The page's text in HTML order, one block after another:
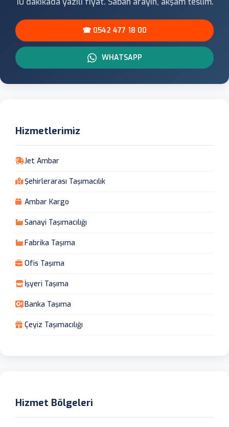
☎ 0542 477 18 00
WHATSAPP
Hizmetlerimiz
Jet Ambar
Şehirlerarası Taşımacılık
Ambar Kargo
Sanayi Taşımacılığı
Fabrika Taşıma
Ofis Taşıma
İşyeri Taşıma
Banka Taşıma
Çeyiz Taşımacılığı
Hizmet Bölgeleri